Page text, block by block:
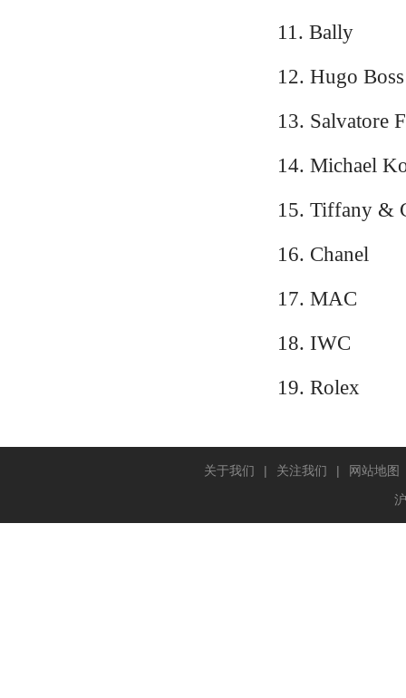
11. Bally
12. Hugo Boss
13. Salvatore
14. Michael
15. Tiffany &
16. Chanel
17. MAC
18. IWC
19. Rolex
关于我们 | 关注我们 |
网站地图